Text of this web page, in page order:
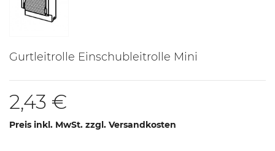
Gurtleitrolle Einschubleitrolle Mini
2,43 €
Preis inkl. MwSt. zzgl. Versandkosten